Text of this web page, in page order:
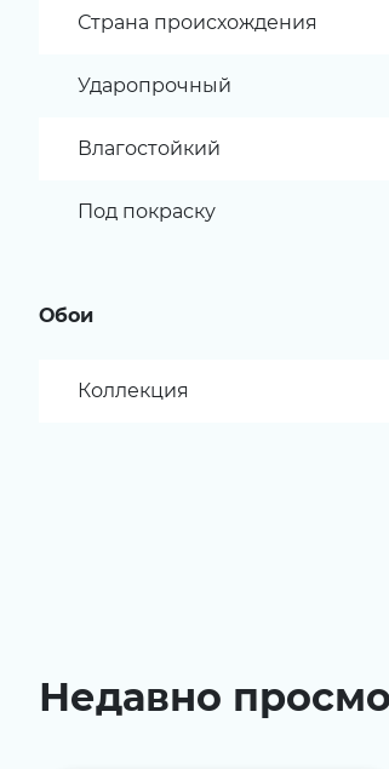
Страна происхождения
Ударопрочный
Влагостойкий
Под покраску
Обои
Коллекция
Недавно